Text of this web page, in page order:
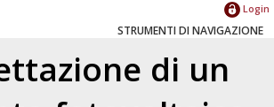
Login
STRUMENTI DI NAVIGAZIONE
di un